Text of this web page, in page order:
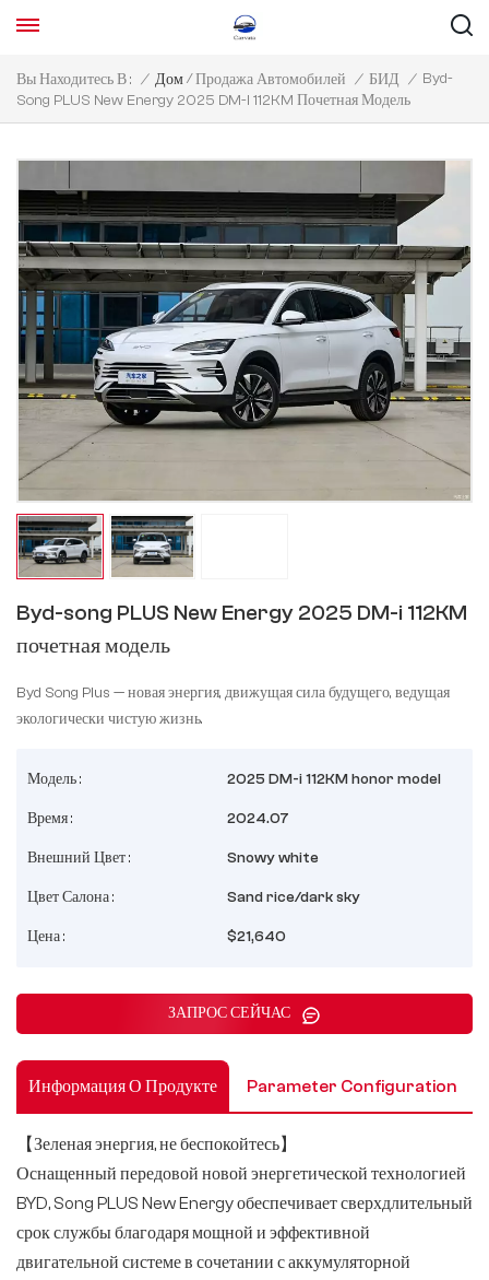
Вы Находитесь В : / Дом/Продажа Автомобилей / БИД / Byd-
Song PLUS New Energy 2025 DM-I 112KM Почетная Модель
Byd-song PLUS New Energy 2025 DM-i 112KM
почетная модель
Byd Song Plus — новая энергия, движущая сила будущего, ведущая
экологически чистую жизнь.
Модель : 2025 DM-i 112KM honor model
Время : 2024.07
Внешний Цвет : Snowy white
Цвет Салона : Sand rice/dark sky
Цена : $21,640
ЗАПРОС СЕЙЧАС
Информация О Продукте Parameter Configuration
【Зеленая энергия, не беспокойтесь】
Оснащенный передовой новой энергетической технологией
BYD, Song PLUS New Energy обеспечивает сверхдлительный
срок службы благодаря мощной и эффективной
двигательной системе в сочетании с аккумуляторной